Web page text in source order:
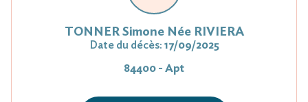
TONNER Simone Née RIVIERA
Date du décès: 17/09/2025
84400 - Apt